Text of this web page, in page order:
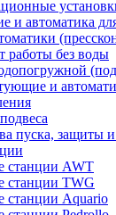
и автоматика
работы без воды
и
пуска, защиты
станции AWT
станции TWG
станции Aquario